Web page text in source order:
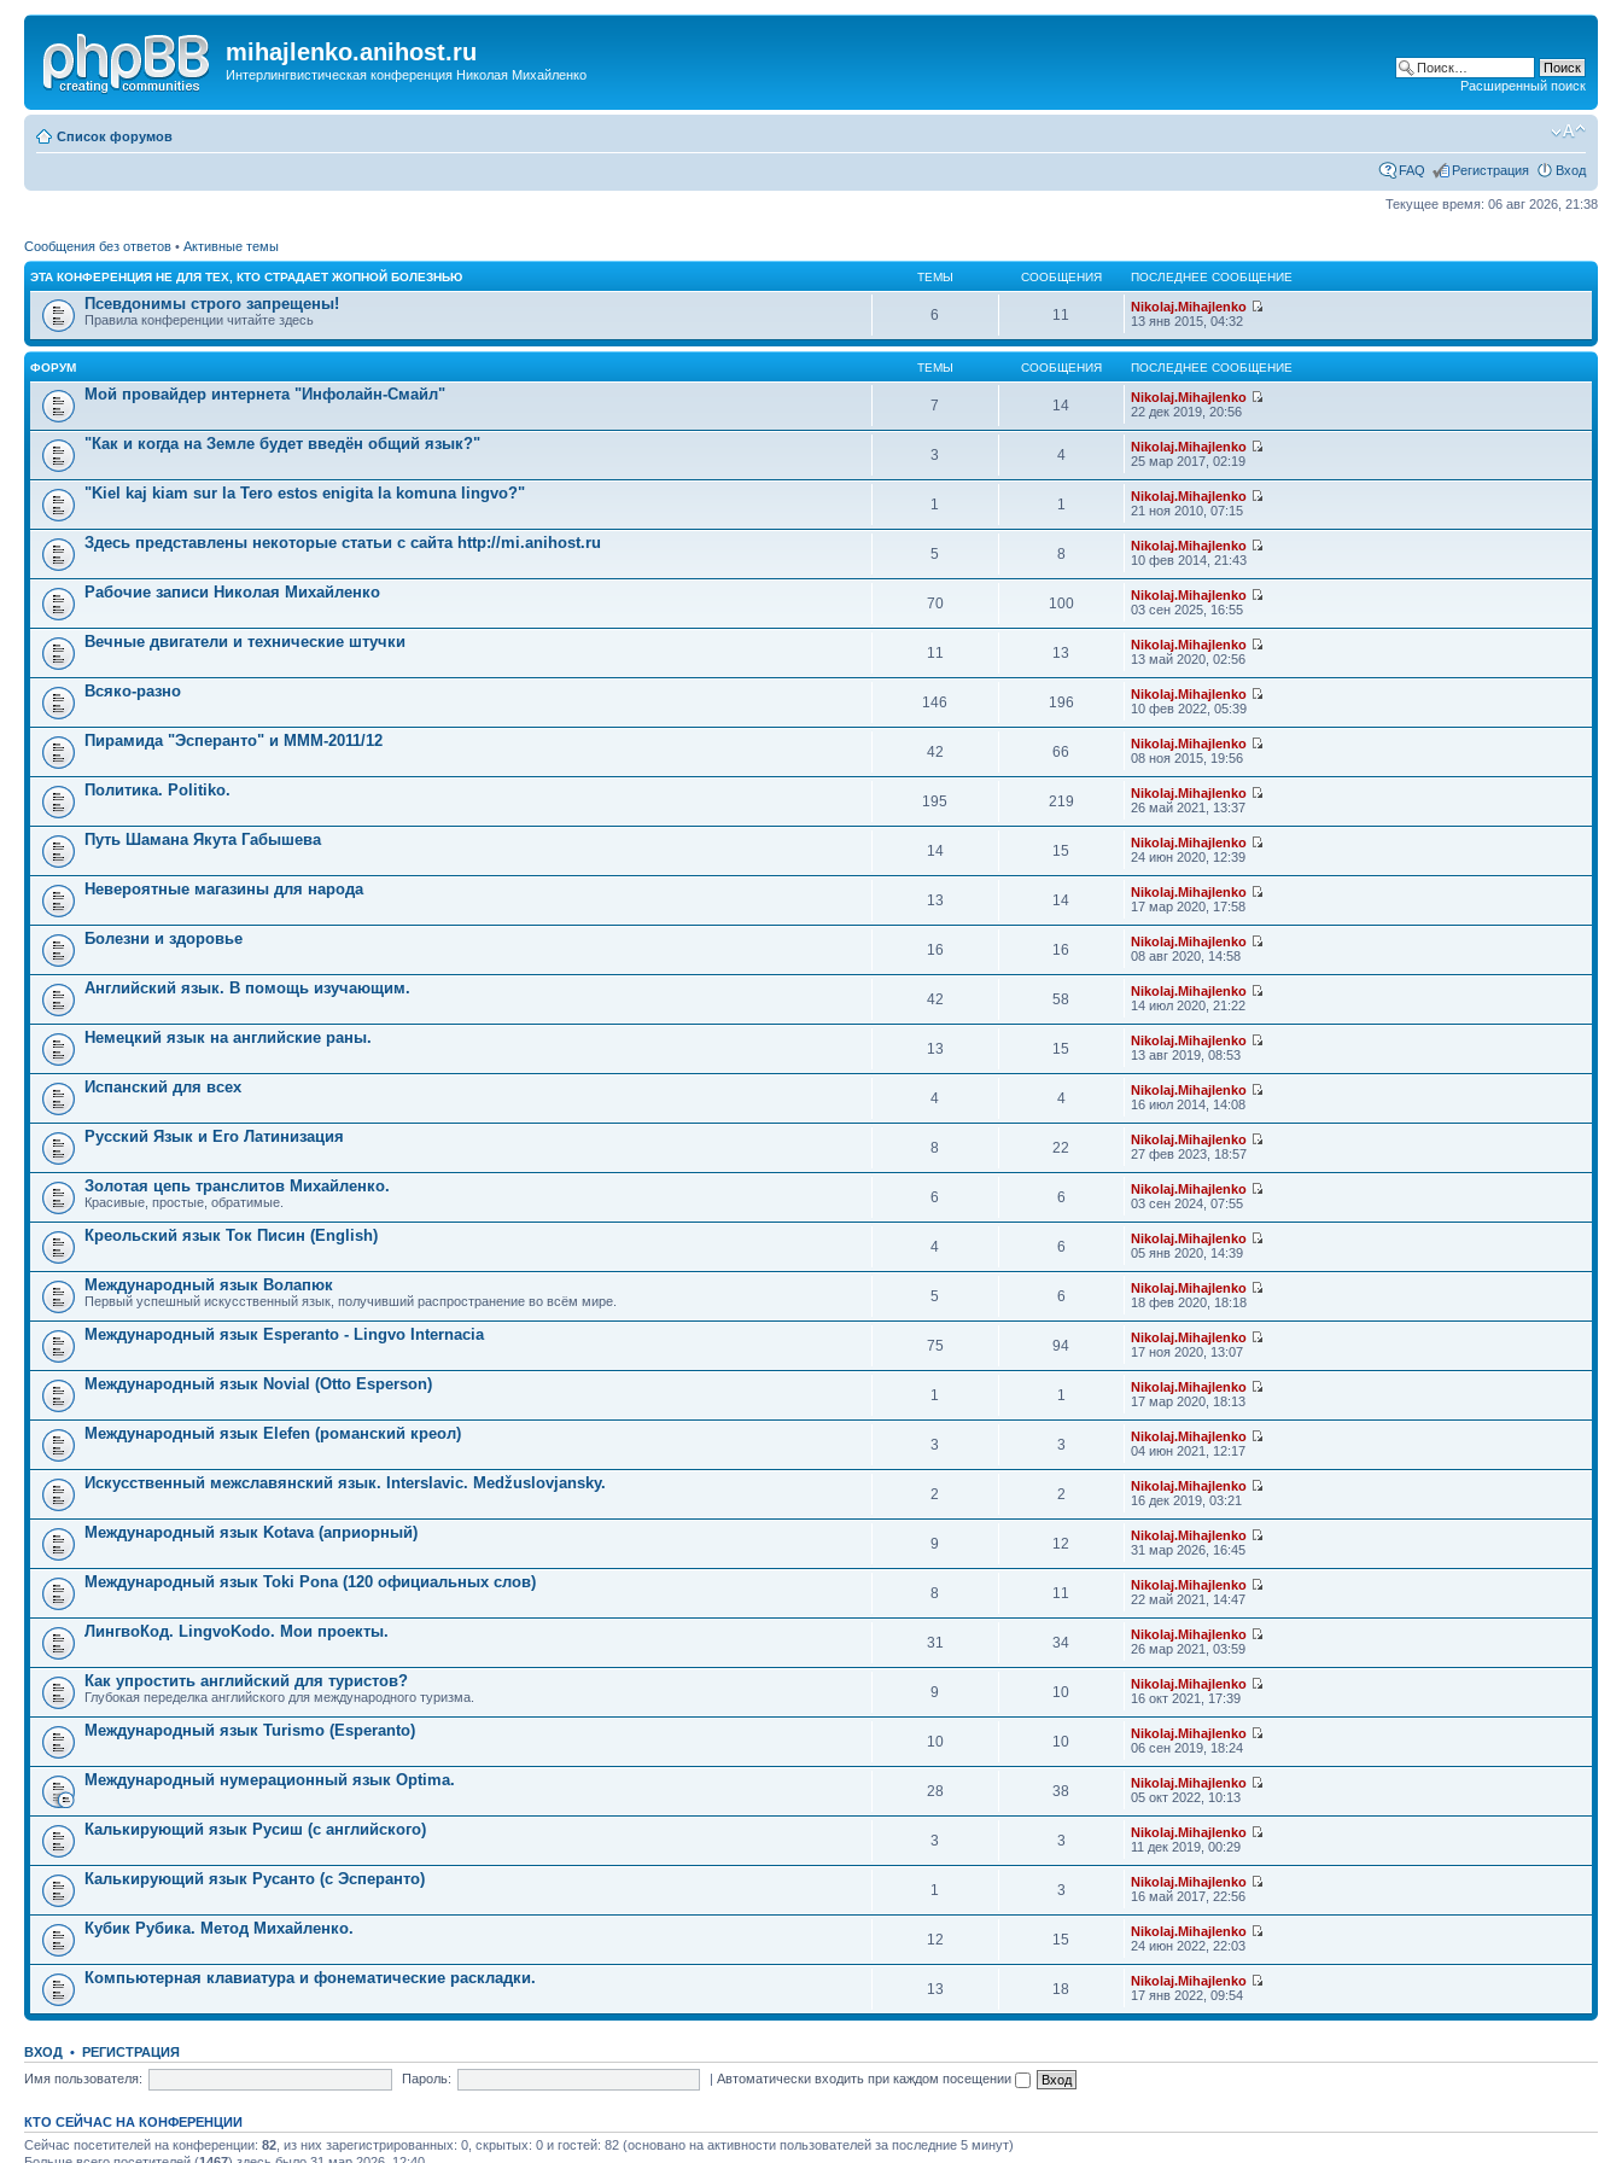
mihajlenko.anihost.ru
Интерлингвистическая конференция Николая Михайленко
Расширенный поиск
Список форумов
FAQ Регистрация Вход
Текущее время: 06 авг 2026, 21:38
Сообщения без ответов • Активные темы
ЭТА КОНФЕРЕНЦИЯ НЕ ДЛЯ ТЕХ, КТО СТРАДАЕТ ЖОПНОЙ БОЛЕЗНЬЮ ТЕМЫ СООБЩЕНИЯ ПОСЛЕДНЕЕ СООБЩЕНИЕ
Псевдонимы строго запрещены!
Правила конференции читайте здесь 6 11
Nikolaj.Mihajlenko
13 янв 2015, 04:32
ФОРУМ ТЕМЫ СООБЩЕНИЯ ПОСЛЕДНЕЕ СООБЩЕНИЕ
Мой провайдер интернета "Инфолайн-Смайл"
7 14
Nikolaj.Mihajlenko
22 дек 2019, 20:56
"Как и когда на Земле будет введён общий язык?"
3 4
Nikolaj.Mihajlenko
25 мар 2017, 02:19
"Kiel kaj kiam sur la Tero estos enigita la komuna lingvo?"
1 1
Nikolaj.Mihajlenko
21 ноя 2010, 07:15
Здесь представлены некоторые статьи с сайта http://mi.anihost.ru
5 8
Nikolaj.Mihajlenko
10 фев 2014, 21:43
Рабочие записи Николая Михайленко
70 100
Nikolaj.Mihajlenko
03 сен 2025, 16:55
Вечные двигатели и технические штучки
11 13
Nikolaj.Mihajlenko
13 май 2020, 02:56
Всяко-разно
146 196
Nikolaj.Mihajlenko
10 фев 2022, 05:39
Пирамида "Эсперанто" и MMM-2011/12
42 66
Nikolaj.Mihajlenko
08 ноя 2015, 19:56
Политика. Politiko.
195 219
Nikolaj.Mihajlenko
26 май 2021, 13:37
Путь Шамана Якута Габышева
14 15
Nikolaj.Mihajlenko
24 июн 2020, 12:39
Невероятные магазины для народа
13 14
Nikolaj.Mihajlenko
17 мар 2020, 17:58
Болезни и здоровье
16 16
Nikolaj.Mihajlenko
08 авг 2020, 14:58
Английский язык. В помощь изучающим.
42 58
Nikolaj.Mihajlenko
14 июл 2020, 21:22
Немецкий язык на английские раны.
13 15
Nikolaj.Mihajlenko
13 авг 2019, 08:53
Испанский для всех
4 4
Nikolaj.Mihajlenko
16 июл 2014, 14:08
Русский Язык и Его Латинизация
8 22
Nikolaj.Mihajlenko
27 фев 2023, 18:57
Золотая цепь транслитов Михайленко.
Красивые, простые, обратимые. 6 6
Nikolaj.Mihajlenko
03 сен 2024, 07:55
Креольский язык Ток Писин (English)
4 6
Nikolaj.Mihajlenko
05 янв 2020, 14:39
Международный язык Волапюк
Первый успешный искусственный язык, получивший распространение во всём мире. 5 6
Nikolaj.Mihajlenko
18 фев 2020, 18:18
Международный язык Esperanto - Lingvo Internacia
75 94
Nikolaj.Mihajlenko
17 ноя 2020, 13:07
Международный язык Novial (Otto Esperson)
1 1
Nikolaj.Mihajlenko
17 мар 2020, 18:13
Международный язык Elefen (романский креол)
3 3
Nikolaj.Mihajlenko
04 июн 2021, 12:17
Искусственный межславянский язык. Interslavic. Medžuslovjansky.
2 2
Nikolaj.Mihajlenko
16 дек 2019, 03:21
Международный язык Kotava (априорный)
9 12
Nikolaj.Mihajlenko
31 мар 2026, 16:45
Международный язык Toki Pona (120 официальных слов)
8 11
Nikolaj.Mihajlenko
22 май 2021, 14:47
ЛингвоКод. LingvoKodo. Мои проекты.
31 34
Nikolaj.Mihajlenko
26 мар 2021, 03:59
Как упростить английский для туристов?
Глубокая переделка английского для международного туризма. 9 10
Nikolaj.Mihajlenko
16 окт 2021, 17:39
Международный язык Turismo (Esperanto)
10 10
Nikolaj.Mihajlenko
06 сен 2019, 18:24
Международный нумерационный язык Optima.
28 38
Nikolaj.Mihajlenko
05 окт 2022, 10:13
Калькирующий язык Русиш (с английского)
3 3
Nikolaj.Mihajlenko
11 дек 2019, 00:29
Калькирующий язык Русанто (с Эсперанто)
1 3
Nikolaj.Mihajlenko
16 май 2017, 22:56
Кубик Рубика. Метод Михайленко.
12 15
Nikolaj.Mihajlenko
24 июн 2022, 22:03
Компьютерная клавиатура и фонематические раскладки.
13 18
Nikolaj.Mihajlenko
17 янв 2022, 09:54
ВХОД • РЕГИСТРАЦИЯ
Имя пользователя:
Пароль: |Автоматически входить при каждом посещении
КТО СЕЙЧАС НА КОНФЕРЕНЦИИ
Сейчас посетителей на конференции: 82 , из них зарегистрированных: 0, скрытых: 0 и гостей: 82 (основано на активности пользователей за последние 5 минут)